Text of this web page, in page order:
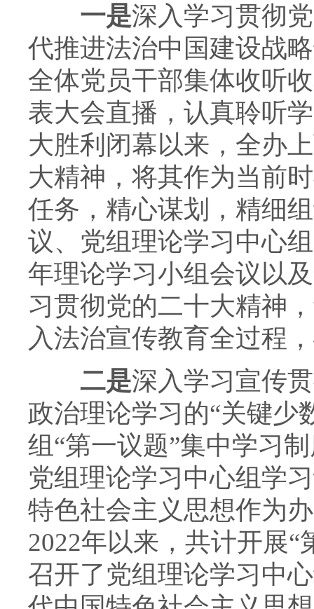
一是深入学习贯彻
代推进法治中国建设战
全体党员干部集体收听
表大会直播，认真聆听
大胜利闭幕以来，全办
大精神，将其作为当前
任务，精心谋划，精细
议、党组理论学习中心
年理论学习小组会议以
习贯彻党的二十大精神
入法治宣传教育全过程
二是深入学习宣传
政治理论学习的“关键少
组“第一议题”集中学习
党组理论学习中心组学
特色社会主义思想作为
2022年以来，共计开展“
召开了党组理论学习中